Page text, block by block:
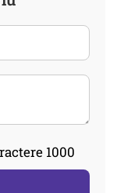
1000